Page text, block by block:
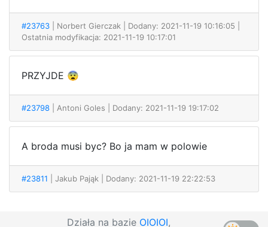
#23763 | Norbert Gierczak
| Dodany: 2021-11-19 10:16:05 |
Ostatnia modyfikacja: 2021-11-19 10:17:01
PRZYJDE 😨
#23798 | Antoni Goles | Dodany: 2021-11-19 19:17:02
A broda musi byc? Bo ja mam w polowie
#23811 | Jakub Pająk | Dodany: 2021-11-19 22:22:53
Działa na bazie OIOIOI,